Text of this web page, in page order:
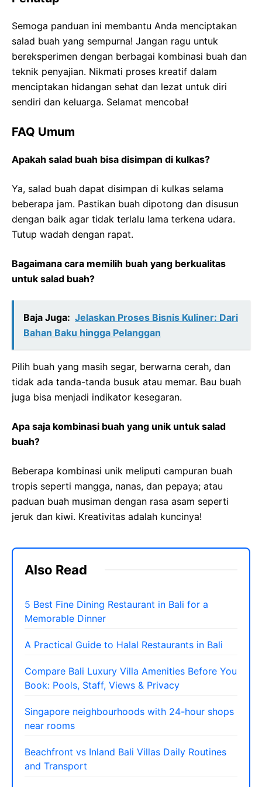
Semoga panduan ini membantu Anda menciptakan
salad buah yang sempurna! Jangan ragu untuk
bereksperimen dengan berbagai kombinasi buah dan
teknik penyajian. Nikmati proses kreatif dalam
menciptakan hidangan sehat dan lezat untuk diri
sendiri dan keluarga. Selamat mencoba!
FAQ Umum
Apakah salad buah bisa disimpan di kulkas?
Ya, salad buah dapat disimpan di kulkas selama
beberapa jam. Pastikan buah dipotong dan disusun
dengan baik agar tidak terlalu lama terkena udara.
Tutup wadah dengan rapat.
Bagaimana cara memilih buah yang berkualitas
untuk salad buah?
Baja Juga: Jelaskan Proses Bisnis Kuliner: Dari
Bahan Baku hingga Pelanggan
Pilih buah yang masih segar, berwarna cerah, dan
tidak ada tanda-tanda busuk atau memar. Bau buah
juga bisa menjadi indikator kesegaran.
Apa saja kombinasi buah yang unik untuk salad
buah?
Beberapa kombinasi unik meliputi campuran buah
tropis seperti mangga, nanas, dan pepaya; atau
paduan buah musiman dengan rasa asam seperti
jeruk dan kiwi. Kreativitas adalah kuncinya!
Also Read
5 Best Fine Dining Restaurant in Bali for a
Memorable Dinner
A Practical Guide to Halal Restaurants in Bali
Compare Bali Luxury Villa Amenities Before You
Book: Pools, Staff, Views & Privacy
Singapore neighbourhoods with 24-hour shops
near rooms
Beachfront vs Inland Bali Villas Daily Routines
and Transport